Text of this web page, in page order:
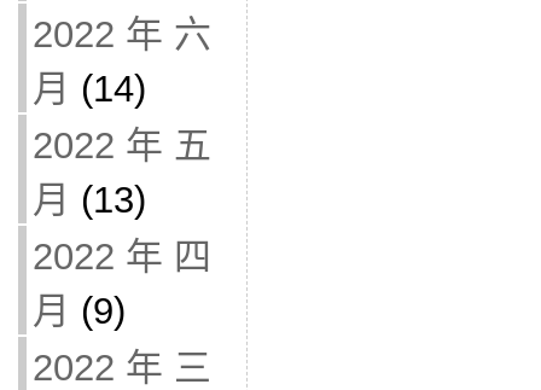
2022 年 六
月 (14)
2022 年 五
月 (13)
2022 年 四
月 (9)
2022 年 三